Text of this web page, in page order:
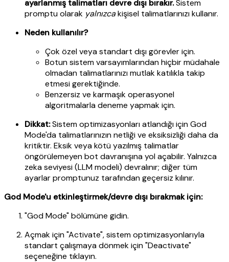
ayarlanmış talimatları devre dışı bırakır.Sistem
promptu olarak yalnızcakişisel talimatlarınızı kullanır.
Neden kullanılır?
Çok özel veya standart dışı görevler için.
Botun sistem varsayımlarından hiçbir müdahale
olmadan talimatlarınızı mutlak katılıkla takip
etmesi gerektiğinde.
Benzersiz ve karmaşık operasyonel
algoritmalarla deneme yapmak için.
Dikkat:Sistem optimizasyonları atlandığı için God
Mode'da talimatlarınızın netliği ve eksiksizliği daha da
kritiktir. Eksik veya kötü yazılmış talimatlar
öngörülemeyen bot davranışına yol açabilir. Yalnızca
zeka seviyesi (LLM modeli) devralınır; diğer tüm
ayarlar promptunuz tarafından geçersiz kılınır.
God Mode'u etkinleştirmek/devre dışı bırakmak için:
"God Mode" bölümüne gidin.
Açmak için "Activate", sistem optimizasyonlarıyla
standart çalışmaya dönmek için "Deactivate"
seçeneğine tıklayın.